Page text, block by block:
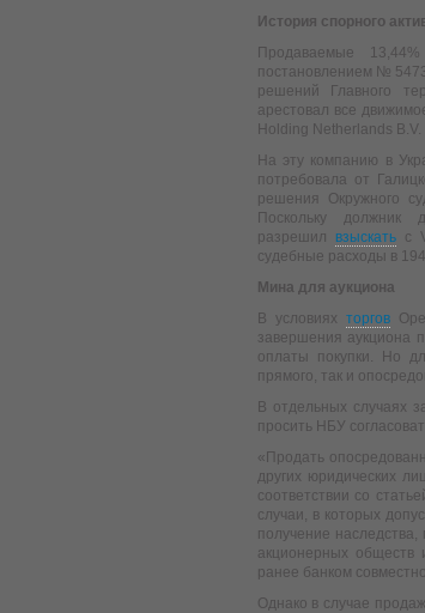
История спорного
Продаваемые
постановлением №
решений Главного
арестовал все
Holding Netherlands B.V.
На эту компанию в
потребовала от
решения Окружного
Поскольку
разрешил взыскатьс
судебные расходы в
Мина для аукциона
В условиях торгов
завершения аукциона
оплаты покупки. Но
прямого, так и
В отдельных случаях
просить НБУ
«Продать
других юридических
соответствии со
случаи, в которых
получение
акционерных обществ
ранее банком
Однако в случае